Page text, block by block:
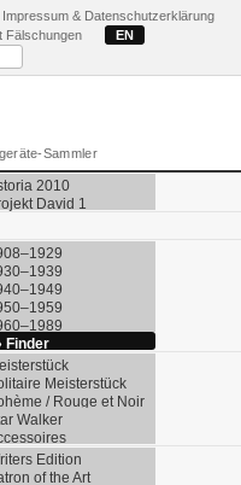
Impressum & Datenschutzerklärung
Fälschungen EN
Sammler
2010
David 1
Finder
Meisterstück
/ Rouge et Noir
Walker
Edition
of the Art